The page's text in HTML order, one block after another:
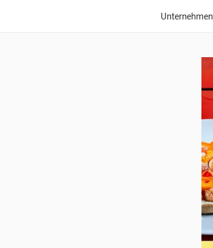
Unternehmen